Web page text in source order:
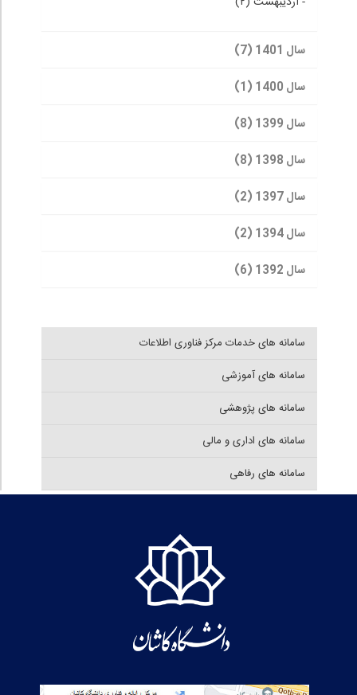
سال 1401 (7)
سال 1400 (1)
سال 1399 (8)
سال 1398 (8)
سال 1397 (2)
سال 1394 (2)
سال 1392 (6)
سامانه های خدمات مرکز فناوری اطلاعات
سامانه های آموزشی
سامانه های پژوهشی
سامانه های اداری و مالی
سامانه های رفاهی